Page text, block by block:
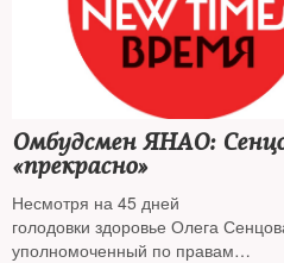
Омбудсмен ЯНАО:
«прекрасно»
Несмотря на 45 дней
голодовки здоровье Олега
уполномоченный по правам